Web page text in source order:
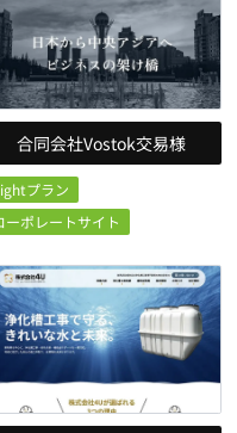
合同会社Vostok交易様
プラン
ーポレートサイト